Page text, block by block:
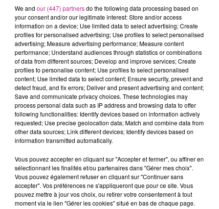
68 NEWS DU 12 JANVIER
Retrouvez les 68 news du 12 janvier avec Maisons Begi,
constructeur de maisons dans le Haut-Rhin.
9h26
9h26 9h23
9h23 9h21
9h21
We and our (447) partnersdo the following data processing based on
your consent and/or our legitimate interest: Store and/or access
information on a device; Use limited data to select advertising; Create
profiles for personalised advertising; Use profiles to select personalised
advertising; Measure advertising performance; Measure content
performance; Understand audiences through statistics or combinations
of data from different sources; Develop and improve services; Create
profiles to personalise content; Use profiles to select personalised
content; Use limited data to select content; Ensure security, prevent and
detect fraud, and fix errors; Deliver and present advertising and content;
Save and communicate privacy choices. These technologies may
process personal data such as IP address and browsing data to offer
following functionalities: Identify devices based on information actively
requested; Use precise geolocation data; Match and combine data from
other data sources; Link different devices; Identify devices based on
information transmitted automatically.
Vous pouvez accepter en cliquant sur "Accepter et fermer", ou affiner en
sélectionnant les finalités et/ou partenaires dans "Gérer mes choix".
Vous pouvez également refuser en cliquant sur "Continuer sans
accepter". Vos préférences ne s'appliqueront que pour ce site. Vous
pouvez mettre à jour vos choix, ou retirer votre consentement à tout
moment via le lien "Gérer les cookies" situé en bas de chaque page.